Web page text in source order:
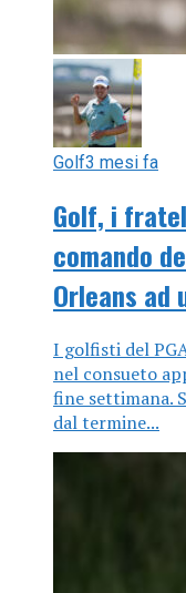
Golf3 mesi fa
Golf, i
comando
Orleans ad
I golfisti del
nel consueto
fine settimana.
dal termine...